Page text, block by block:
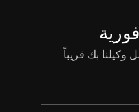
وكيلنا بك قريباً